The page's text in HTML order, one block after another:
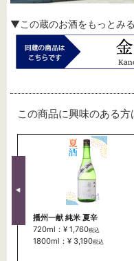
▼この蔵のお酒をもっとみる
この商品に興味のある
播州一献 純米 夏辛
720ml：¥ 1,760税込
1800ml：¥ 3,190税込